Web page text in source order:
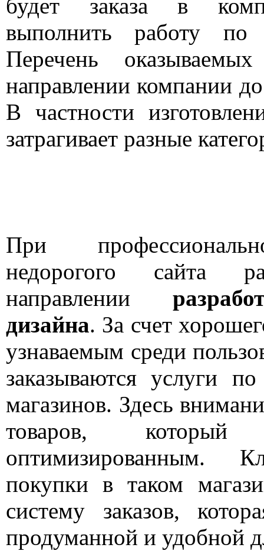
будет заказа в
выполнить работу по
Перечень
направлении компании
В частности
затрагивает разные
При
недорогого сайта
направлении
дизайна. За счет
узнаваемым среди
заказываются услуги
магазинов. Здесь
товаров,
оптимизированным.
покупки в таком
систему заказов,
продуманной и удобной